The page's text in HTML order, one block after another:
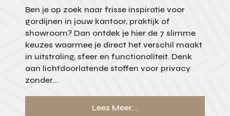
Ben je op zoek naar frisse inspiratie voor
gordijnen in jouw kantoor, praktijk of
showroom? Dan ontdek je hier de 7 slimme
keuzes waarmee je direct het verschil maakt
in uitstraling, sfeer en functionaliteit. Denk
aan lichtdoorlatende stoffen voor privacy
zonder...
Lees Meer...